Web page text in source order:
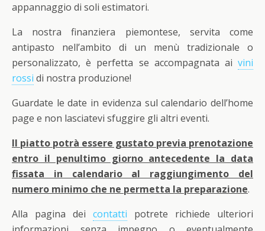
appannaggio di soli estimatori.
La nostra finanziera piemontese, servita come
antipasto nell’ambito di un menù tradizionale o
personalizzato, è perfetta se accompagnata ai vini
rossi di nostra produzione!
Guardate le date in evidenza sul calendario dell’home
page e non lasciatevi sfuggire gli altri eventi.
Il piatto potrà essere gustato previa prenotazione
entro il penultimo giorno antecedente la data
fissata in calendario al raggiungimento del
numero minimo che ne permetta la preparazione.
Alla pagina dei contatti potrete richiede ulteriori